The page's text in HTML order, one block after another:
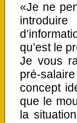
«Je ne
qu’est le
Je vous
pré-
concept
que le
la